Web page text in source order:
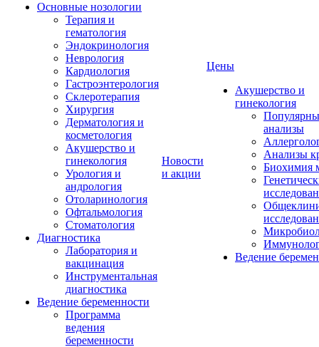
Основные нозологии
Терапия и
гематология
Эндокринология
Неврология
Кардиология
Гастроэнтерология
Склеротерапия
Хирургия
Дерматология и
косметология
Акушерство и
гинекология
Урология и
андрология
Отоларинология
Офтальмология
Стоматология
Диагностика
Лаборатория и
вакцинация
Инструментальная
диагностика
Ведение беременности
Программа
ведения
беременности
Новости
и акции
Цены
Акушерство и
гинекология
анализы
Анализы
Биохимия
Ведение